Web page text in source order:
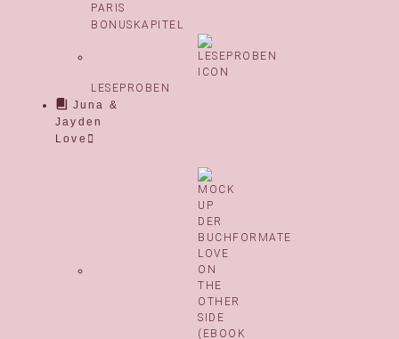
PARIS
BONUSKAPITEL
LESEPROBEN
Juna &
Jayden
Love